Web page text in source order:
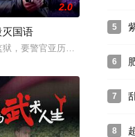
友为金身神功而津津乐道时
之子盖东离踏上了复仇之路，
·刘易斯（连姆·尼森 饰）是
2.0
国语
狱，要警官亚历克斯帮他找出
5
6
7
8